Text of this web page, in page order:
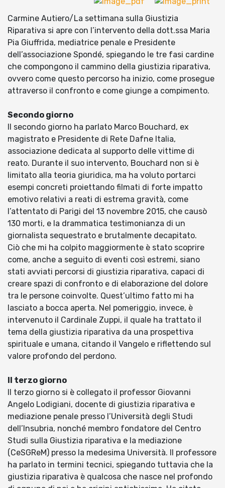
Carmine Autiero/La settimana sulla Giustizia
Riparativa si apre con l’intervento della dott.ssa Maria
Pia Giuffrida, mediatrice penale e Presidente
dell’associazione Spondé, spiegando le tre fasi cardine
che compongono il cammino della giustizia riparativa,
ovvero come questo percorso ha inizio, come prosegue
attraverso il confronto e come giunge a compimento.
Secondo giorno
Il secondo giorno ha parlato Marco Bouchard, ex
magistrato e Presidente di Rete Dafne Italia,
associazione dedicata al supporto delle vittime di
reato. Durante il suo intervento, Bouchard non si è
limitato alla teoria giuridica, ma ha voluto portarci
esempi concreti proiettando filmati di forte impatto
emotivo relativi a reati di estrema gravità, come
l’attentato di Parigi del 13 novembre 2015, che causò
130 morti, e la drammatica testimonianza di un
giornalista sequestrato e brutalmente decapitato.
Ciò che mi ha colpito maggiormente è stato scoprire
come, anche a seguito di eventi così estremi, siano
stati avviati percorsi di giustizia riparativa, capaci di
creare spazi di confronto e di elaborazione del dolore
tra le persone coinvolte. Quest’ultimo fatto mi ha
lasciato a bocca aperta. Nel pomeriggio, invece, è
intervenuto il Cardinale Zuppi, il quale ha trattato il
tema della giustizia riparativa da una prospettiva
spirituale e umana, citando il Vangelo e riflettendo sul
valore profondo del perdono.
Il terzo giorno
Il terzo giorno si è collegato il professor Giovanni
Angelo Lodigiani, docente di giustizia riparativa e
mediazione penale presso l’Università degli Studi
dell’Insubria, nonché membro fondatore del Centro
Studi sulla Giustizia riparativa e la mediazione
(CeSGReM) presso la medesima Università. Il professore
ha parlato in termini tecnici, spiegando tuttavia che la
giustizia riparativa è qualcosa che nasce nel profondo